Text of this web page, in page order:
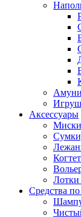
Аксессуары
Лотки
Средства